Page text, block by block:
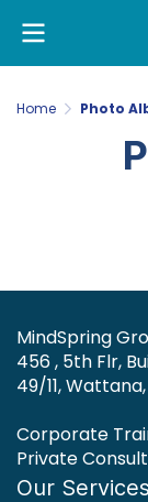
Home Photo
MindSpring
456 , 5th Flr,
49/11,
Corporate
Private Consult
Our Services